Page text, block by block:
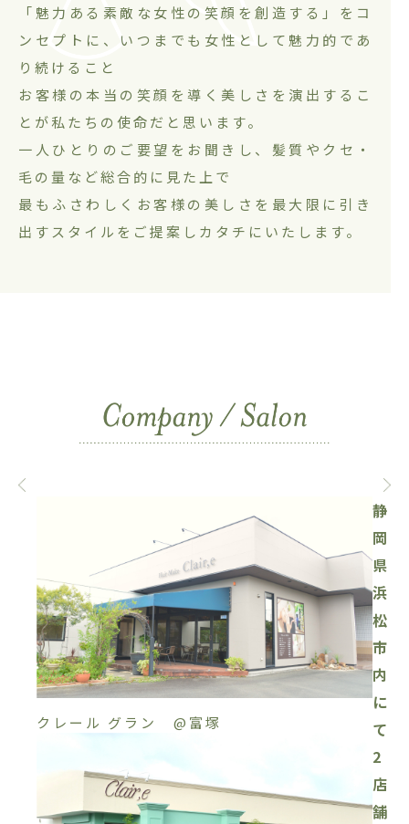
「魅力ある素敵な女性の笑顔を創造する」をコ
ンセプトに、いつまでも女性として魅力的であ
り続けること
お客様の本当の笑顔を導く美しさを演出するこ
とが私たちの使命だと思います。
一人ひとりのご要望をお聞きし、髪質やクセ・
毛の量など総合的に見た上で
最もふさわしくお客様の美しさを最大限に引き
出すスタイルをご提案しカタチにいたします。
クレール グラン @富塚
静
岡
県
浜
松
市
内
に
て
2
店
舗